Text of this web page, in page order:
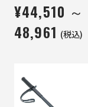
¥44,510 ～
48,961 (税込)